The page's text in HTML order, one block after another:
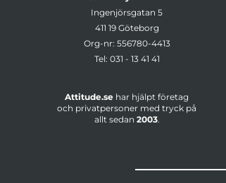
Ingenjörsgatan 5
411 19 Göteborg
Org-nr: 556780-4413
Tel: 031 - 13 41 41
Attitude.se har hjälpt företag
och privatpersoner med tryck på
allt sedan 2003.